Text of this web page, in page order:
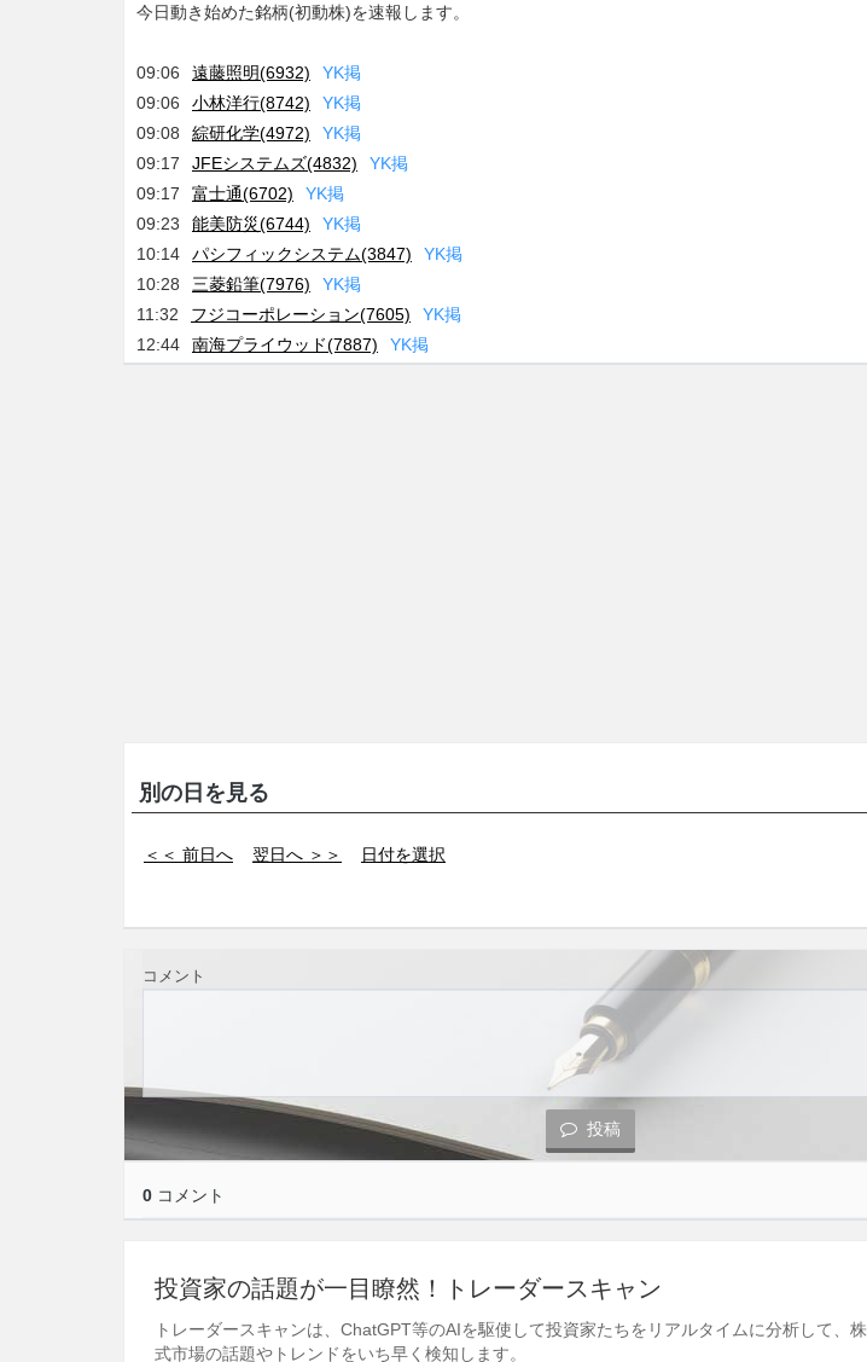
今日動き始めた銘柄(初動株)を速報します。
09:06 遠藤照明(6932) YK掲
09:06
小林洋行(8742) YK掲
09:08
綜研化学(4972) YK掲
09:17
JFEシステムズ(4832) YK掲
09:17
富士通(6702) YK掲
09:23
能美防災(6744) YK掲
10:14
パシフィックシステム(3847) YK掲
10:28
三菱鉛筆(7976) YK掲
11:32
フジコーポレーション(7605) YK掲
12:44
南海プライウッド(7887) YK掲
別の日を見る
＜＜ 前日へ 翌日へ ＞＞ 日付を選択
コメント
投稿
0 コメント
投資家の話題が一目瞭然！トレーダースキャン
トレーダースキャンは、ChatGPT等のAIを駆使して投資家たちをリアルタイムに分析して、株
式市場の話題やトレンドをいち早く検知します。